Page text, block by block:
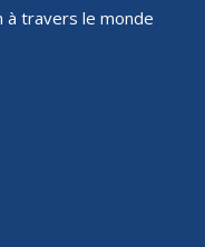
à travers le monde